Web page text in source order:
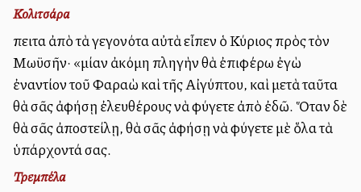
Κολιτσάρα
Ἔπειτα ἀπὸ τὰ γεγονότα αὐτὰ εἶπεν ὁ Κύριος πρὸς τὸν
Μωϋσῆν· «μίαν ἀκόμη πληγὴν θὰ ἐπιφέρω ἐγὼ
ἐναντίον τοῦ Φαραὼ καὶ τῆς Αἰγύπτου, καὶ μετὰ ταῦτα
θὰ σᾶς ἀφήσῃ ἐλευθέρους νὰ φύγετε ἀπὸ ἐδῶ. Ὅταν δὲ
θὰ σᾶς ἀποστείλῃ, θὰ σᾶς ἀφήσῃ νὰ φύγετε μὲ ὅλα τὰ
ὑπάρχοντά σας.
Τρεμπέλα